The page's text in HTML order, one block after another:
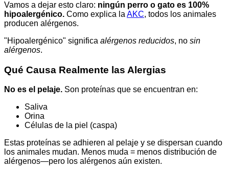
Vamos a dejar esto claro: ningún perro o gato es 100%
hipoalergénico. Como explica la AKC, todos los animales
producen alérgenos.
"Hipoalergénico" significa alérgenos reducidos, no sin
alérgenos.
Qué Causa Realmente las Alergias
No es el pelaje. Son proteínas que se encuentran en:
Saliva
Orina
Células de la piel (caspa)
Estas proteínas se adhieren al pelaje y se dispersan cuando
los animales mudan. Menos muda = menos distribución de
alérgenos—pero los alérgenos aún existen.